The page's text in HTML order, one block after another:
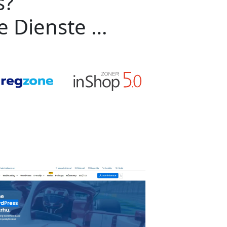
Dienste …